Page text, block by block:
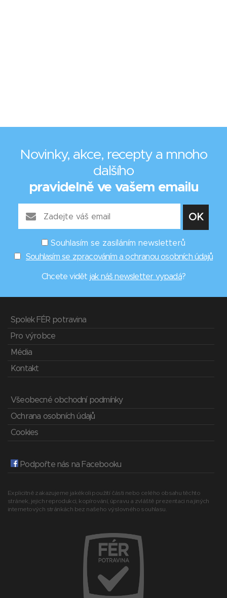
Novinky, akce, recepty a mnoho
dalšího
pravidelně ve vašem emailu
Souhlasím se zasíláním newsletterů
Souhlasím se zpracováním a ochranou osobních údajů
Chcete vidět jak náš newsletter vypadá?
Spolek FÉR potravina
Pro výrobce
Média
Kontakt
Všeobecné obchodní podmínky
Ochrana osobních údajů
Cookies
Podpořte nás na Facebooku
Explicitně zakazujeme jakékoli použití části nebo celého obsahu těchto
stránek, jejich reprodukci, kopírování, úpravu a zvláště prezentaci na jiných
internetových stránkách bez našeho výslovného souhlasu.